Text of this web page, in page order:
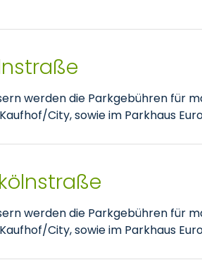
werden die Parkgebühren für
City, sowie im Parkhaus
werden die Parkgebühren für
City, sowie im Parkhaus